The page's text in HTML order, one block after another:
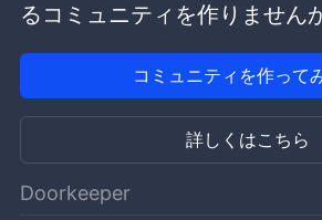
るコミュニティを作りません
コミュニティを作って
詳しくはこちら
Doorkeeper